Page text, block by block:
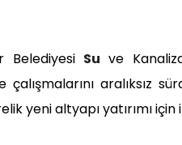
Belediyesi Su ve
çalışmalarını aralıksız
yeni altyapı yatırımı için